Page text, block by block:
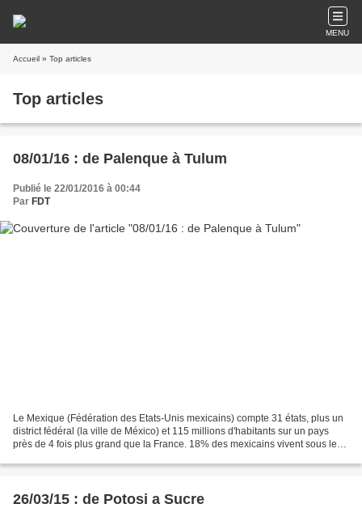
MENU
Accueil » Top articles
Top articles
08/01/16 : de Palenque à Tulum
Publié le 22/01/2016 à 00:44
Par FDT
Le Mexique (Fédération des Etats-Unis mexicains) compte 31 états, plus un
district fédéral (la ville de México) et 115 millions d'habitants sur un pays
près de 4 fois plus grand que la France. 18% des mexicains vivent sous le
26/03/15 : de Potosi a Sucre